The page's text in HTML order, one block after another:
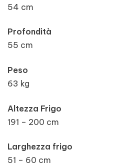
54 cm
Profondità
55 cm
Peso
63 kg
Altezza Frigo
191 – 200 cm
Larghezza frigo
51 – 60 cm